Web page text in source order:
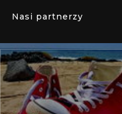
Nasi partnerzy